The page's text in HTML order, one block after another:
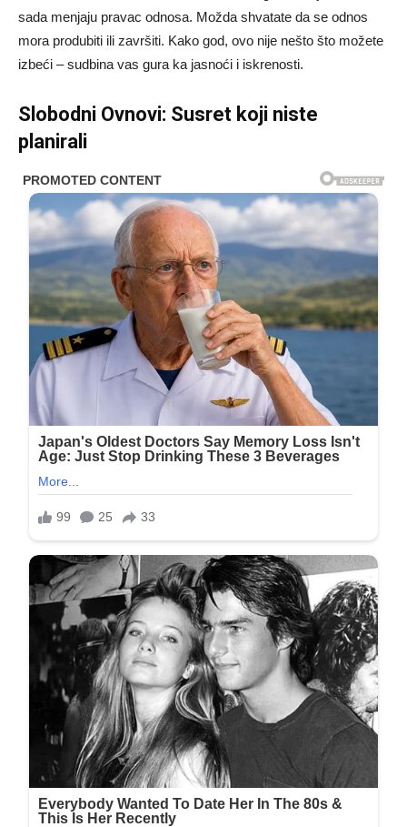
sada menjaju pravac odnosa. Možda shvatate da se odnos
mora produbiti ili završiti. Kako god, ovo nije nešto što možete
izbeći – sudbina vas gura ka jasnoći i iskrenosti.
Slobodni Ovnovi: Susret koji niste
planirali